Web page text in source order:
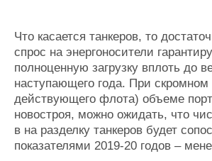
Что касается танкеров, то
спрос на энергоносители
полноценную загрузку вплоть до
наступающего года. При скромном
действующего флота) объеме
новостроя, можно ожидать, что
в на разделку танкеров будет
показателями 2019-20 годов –